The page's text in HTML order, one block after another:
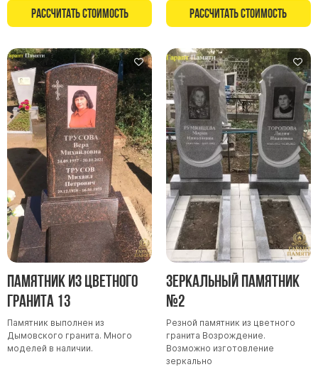
Рассчитать стоимость Рассчитать стоимость
Памятник из цветного
гранита 13
Памятник выполнен из
Дымовского гранита. Много
моделей в наличии.
Зеркальный памятник
№2
Резной памятник из цветного
гранита Возрождение.
Возможно изготовление
зеркально